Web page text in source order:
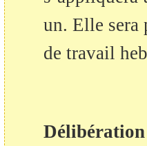
un. Elle sera
de travail